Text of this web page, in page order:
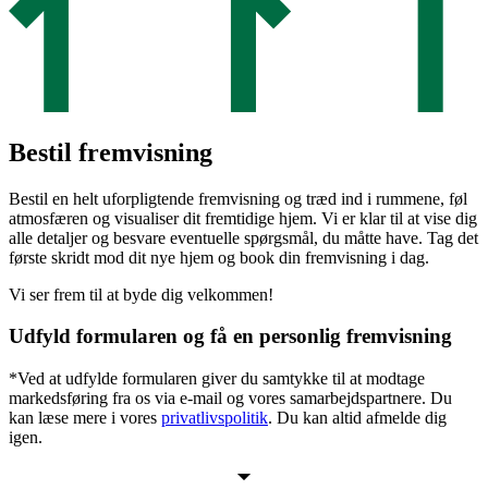
Bestil fremvisning
Bestil en helt uforpligtende fremvisning og træd ind i rummene, føl
atmosfæren og visualiser dit fremtidige hjem. Vi er klar til at vise dig
alle detaljer og besvare eventuelle spørgsmål, du måtte have. Tag det
første skridt mod dit nye hjem og book din fremvisning i dag.
Vi ser frem til at byde dig velkommen!
Udfyld formularen og få en personlig fremvisning
*Ved at udfylde formularen giver du samtykke til at modtage
markedsføring fra os via e-mail og vores samarbejdspartnere. Du
kan læse mere i vores privatlivspolitik. Du kan altid afmelde dig
igen.